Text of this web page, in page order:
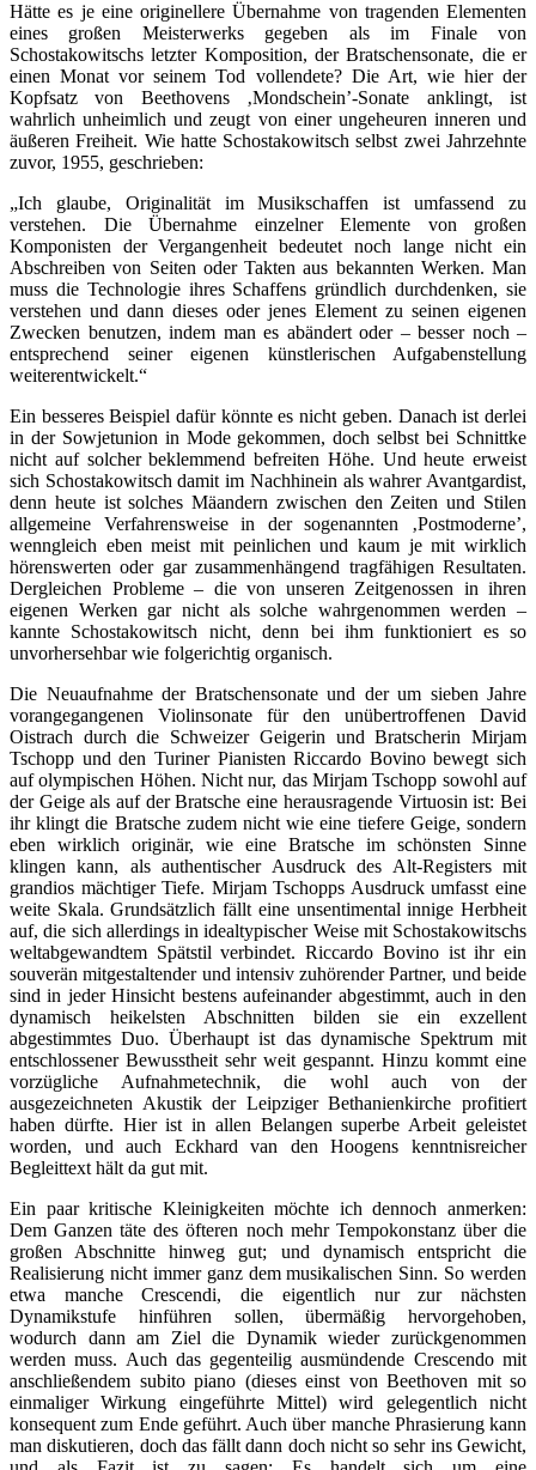
Hätte es je eine originellere Übernahme von tragenden Elementen
eines großen Meisterwerks gegeben als im Finale von
Schostakowitschs letzter Komposition, der Bratschensonate, die er
einen Monat vor seinem Tod vollendete? Die Art, wie hier der
Kopfsatz von Beethovens ‚Mondschein’-Sonate anklingt, ist
wahrlich unheimlich und zeugt von einer ungeheuren inneren und
äußeren Freiheit. Wie hatte Schostakowitsch selbst zwei Jahrzehnte
zuvor, 1955, geschrieben:
„Ich glaube, Originalität im Musikschaffen ist umfassend zu
verstehen. Die Übernahme einzelner Elemente von großen
Komponisten der Vergangenheit bedeutet noch lange nicht ein
Abschreiben von Seiten oder Takten aus bekannten Werken. Man
muss die Technologie ihres Schaffens gründlich durchdenken, sie
verstehen und dann dieses oder jenes Element zu seinen eigenen
Zwecken benutzen, indem man es abändert oder – besser noch –
entsprechend seiner eigenen künstlerischen Aufgabenstellung
weiterentwickelt.“
Ein besseres Beispiel dafür könnte es nicht geben. Danach ist derlei
in der Sowjetunion in Mode gekommen, doch selbst bei Schnittke
nicht auf solcher beklemmend befreiten Höhe. Und heute erweist
sich Schostakowitsch damit im Nachhinein als wahrer Avantgardist,
denn heute ist solches Mäandern zwischen den Zeiten und Stilen
allgemeine Verfahrensweise in der sogenannten ‚Postmoderne’,
wenngleich eben meist mit peinlichen und kaum je mit wirklich
hörenswerten oder gar zusammenhängend tragfähigen Resultaten.
Dergleichen Probleme – die von unseren Zeitgenossen in ihren
eigenen Werken gar nicht als solche wahrgenommen werden –
kannte Schostakowitsch nicht, denn bei ihm funktioniert es so
unvorhersehbar wie folgerichtig organisch.
Die Neuaufnahme der Bratschensonate und der um sieben Jahre
vorangegangenen Violinsonate für den unübertroffenen David
Oistrach durch die Schweizer Geigerin und Bratscherin Mirjam
Tschopp und den Turiner Pianisten Riccardo Bovino bewegt sich
auf olympischen Höhen. Nicht nur, das Mirjam Tschopp sowohl auf
der Geige als auf der Bratsche eine herausragende Virtuosin ist: Bei
ihr klingt die Bratsche zudem nicht wie eine tiefere Geige, sondern
eben wirklich originär, wie eine Bratsche im schönsten Sinne
klingen kann, als authentischer Ausdruck des Alt-Registers mit
grandios mächtiger Tiefe. Mirjam Tschopps Ausdruck umfasst eine
weite Skala. Grundsätzlich fällt eine unsentimental innige Herbheit
auf, die sich allerdings in idealtypischer Weise mit Schostakowitschs
weltabgewandtem Spätstil verbindet. Riccardo Bovino ist ihr ein
souverän mitgestaltender und intensiv zuhörender Partner, und beide
sind in jeder Hinsicht bestens aufeinander abgestimmt, auch in den
dynamisch heikelsten Abschnitten bilden sie ein exzellent
abgestimmtes Duo. Überhaupt ist das dynamische Spektrum mit
entschlossener Bewusstheit sehr weit gespannt. Hinzu kommt eine
vorzügliche Aufnahmetechnik, die wohl auch von der
ausgezeichneten Akustik der Leipziger Bethanienkirche profitiert
haben dürfte. Hier ist in allen Belangen superbe Arbeit geleistet
worden, und auch Eckhard van den Hoogens kenntnisreicher
Begleittext hält da gut mit.
Ein paar kritische Kleinigkeiten möchte ich dennoch anmerken:
Dem Ganzen täte des öfteren noch mehr Tempokonstanz über die
großen Abschnitte hinweg gut; und dynamisch entspricht die
Realisierung nicht immer ganz dem musikalischen Sinn. So werden
etwa manche Crescendi, die eigentlich nur zur nächsten
Dynamikstufe hinführen sollen, übermäßig hervorgehoben,
wodurch dann am Ziel die Dynamik wieder zurückgenommen
werden muss. Auch das gegenteilig ausmündende Crescendo mit
anschließendem subito piano (dieses einst von Beethoven mit so
einmaliger Wirkung eingeführte Mittel) wird gelegentlich nicht
konsequent zum Ende geführt. Auch über manche Phrasierung kann
man diskutieren, doch das fällt dann doch nicht so sehr ins Gewicht,